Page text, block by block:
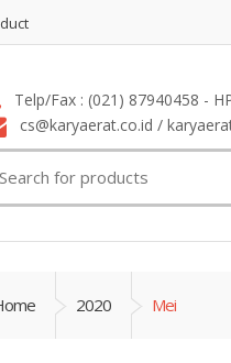
Telp/Fax : (021) 87940458 -
cs@karyaerat.co.id /
2020 Mei